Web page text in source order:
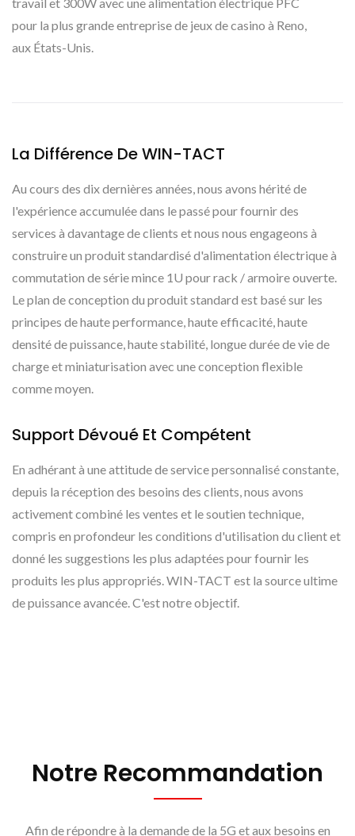
pour la plus grande entreprise de jeux de casino à Reno,
aux États-Unis.
La Différence De WIN-TACT
Au cours des dix dernières années, nous avons hérité de
l'expérience accumulée dans le passé pour fournir des
services à davantage de clients et nous nous engageons à
construire un produit standardisé d'alimentation électrique à
commutation de série mince 1U pour rack / armoire ouverte.
Le plan de conception du produit standard est basé sur les
principes de haute performance, haute efficacité, haute
densité de puissance, haute stabilité, longue durée de vie de
charge et miniaturisation avec une conception flexible
comme moyen.
Support Dévoué Et Compétent
En adhérant à une attitude de service personnalisé constante,
depuis la réception des besoins des clients, nous avons
activement combiné les ventes et le soutien technique,
compris en profondeur les conditions d'utilisation du client et
donné les suggestions les plus adaptées pour fournir les
produits les plus appropriés. WIN-TACT est la source ultime
de puissance avancée. C'est notre objectif.
Notre Recommandation
Afin de répondre à la demande de la 5G et aux besoins en